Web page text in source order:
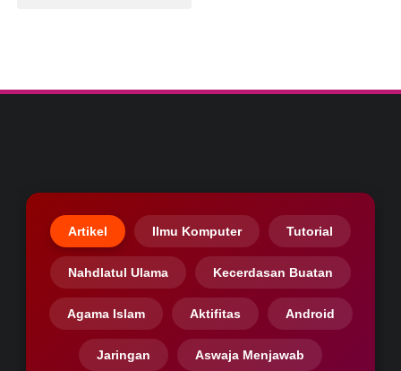
Artikel Ilmu Komputer Tutorial
Nahdlatul Ulama Kecerdasan Buatan
Agama Islam Aktifitas Android
Jaringan Aswaja Menjawab